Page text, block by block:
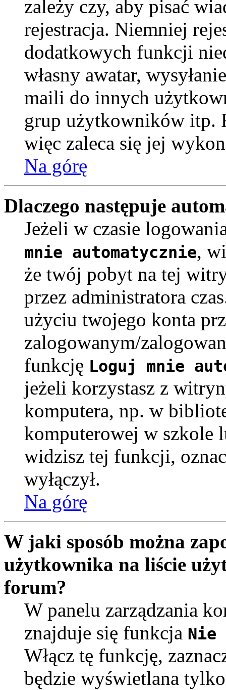
zależy czy, aby pisać
rejestracja. Niemniej
dodatkowych funkcji
własny awatar,
maili do innych
grup użytkowników itp.
więc zaleca się jej
Na górę
Dlaczego następuje
Jeżeli w czasie
mnie automatycznie,
że twój pobyt na tej
przez administratora
użyciu twojego konta
zalogowanym/
funkcję Loguj mnie
jeżeli korzystasz z
komputera, np. w
komputerowej w szkole
widzisz tej funkcji,
wyłączył.
Na górę
W jaki sposób można
użytkownika na liście
forum?
W panelu zarządzania
znajduje się funkcja Nie
Włącz tę funkcję,
będzie wyświetlana